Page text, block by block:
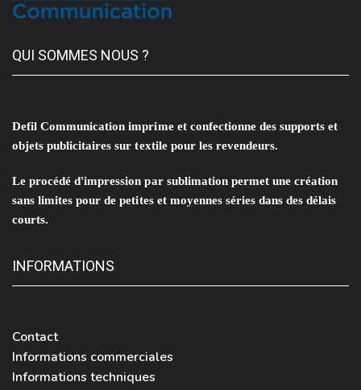
QUI SOMMES NOUS ?
Defil Communication imprime et confectionne des supports et
objets publicitaires sur textile pour les revendeurs.
Le procédé d'impression par sublimation permet une création
sans limites pour de petites et moyennes séries dans des délais
courts.
INFORMATIONS
Contact
Informations commerciales
Informations techniques